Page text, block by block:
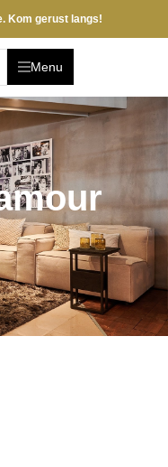
Kom gerust langs!
Menu